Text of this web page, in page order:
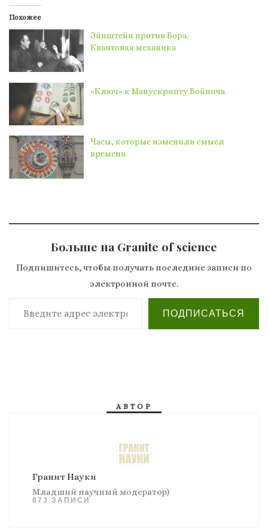
Похожее
Эйнштейн против Бора.
Квантовая механика
«Ключ» к Манускрипту Войнича
Часы, которые изменили смысл
времени
Больше на Granite of science
Подпишитесь, чтобы получать последние записи по
электронной почте.
Введите адрес электронной почты…
ПОДПИСАТЬСЯ
АВТОР
Гранит Науки
Младший научный модератор)
873 ЗАПИСИ